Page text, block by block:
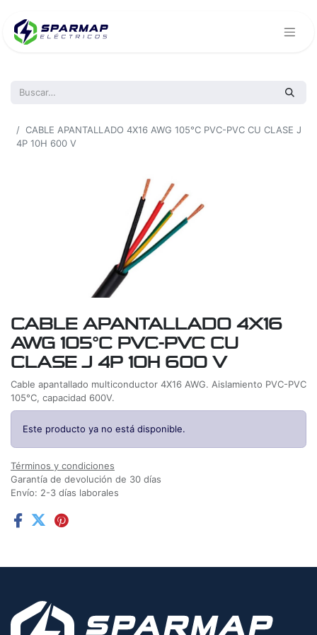
CABLE APANTALLADO 4X16 AWG 105°C PVC-PVC CU CLASE J
4P 10H 600 V
CABLE APANTALLADO 4X16
AWG 105°C PVC-PVC CU
CLASE J 4P 10H 600 V
Cable apantallado multiconductor 4X16 AWG. Aislamiento PVC-PVC
105°C, capacidad 600V.
Este producto ya no está disponible.
Términos y condiciones
Garantía de devolución de 30 días
Envío: 2-3 días laborales